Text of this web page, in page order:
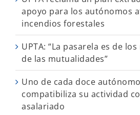
apoyo para los autónomos
incendios forestales
UPTA: “La pasarela es de
de las mutualidades”
Uno de cada doce
compatibiliza su actividad
asalariado